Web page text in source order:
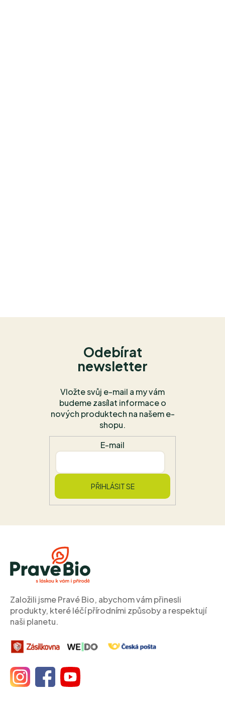
Odebírat
newsletter
Vložte svůj e-mail a my vám
budeme zasílat informace o
nových produktech na našem e-
shopu.
E-mail
PŘIHLÁSIT SE
Založili jsme Pravé Bio, abychom vám přinesli
produkty, které léčí přírodními způsoby a respektují
naši planetu.